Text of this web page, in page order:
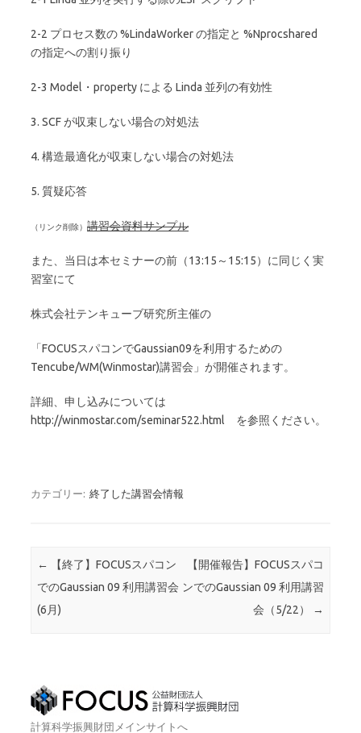
2-2 プロセス数の %LindaWorker の指定と %Nprocshared
の指定への割り振り
2-3 Model・property による Linda 並列の有効性
3. SCF が収束しない場合の対処法
4. 構造最適化が収束しない場合の対処法
5. 質疑応答
講習会資料サンプル
また、当日は本セミナーの前（13:15～15:15）に同じく実
習室にて
株式会社テンキューブ研究所主催の
「FOCUSスパコンでGaussian09を利用するための
Tencube/WM(Winmostar)講習会」が開催されます。
詳細、申し込みについては
http://winmostar.com/seminar522.html を参照ください。
カテゴリー: 終了した講習会情報
投稿ナビゲーション
←
【終了】FOCUSスパコン
でのGaussian 09 利用講習会
(6月)
【開催報告】FOCUSスパコ
ンでのGaussian 09 利用講習
会（5/22）
→
計算科学振興財団メインサイトへ